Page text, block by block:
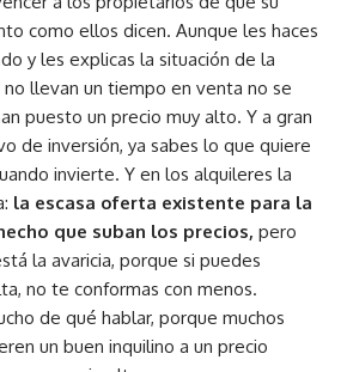
como ellos dicen. Aunque les haces
y les explicas la situación de la
llevan un tiempo en venta no se
puesto un precio muy alto. Y a gran
de inversión, ya sabes lo que quiere
invierte. Y en los alquileres la
la escasa oferta existente para la
que suban los precios, pero
la avaricia, porque si puedes
no te conformas con menos.
de qué hablar, porque muchos
un buen inquilino a un precio